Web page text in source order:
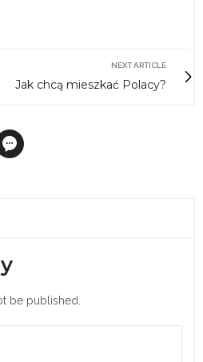
NEXT ARTICLE
Jak chcą mieszkać Polacy?
be published.